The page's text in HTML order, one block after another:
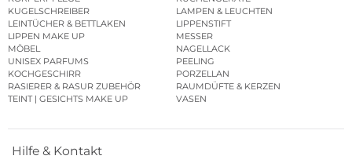
KUGELSCHREIBER
LAMPEN & LEUCHTEN
LEINTÜCHER & BETTLAKEN
LIPPENSTIFT
LIPPEN MAKE UP
MESSER
MÖBEL
NAGELLACK
UNISEX PARFUMS
PEELING
KOCHGESCHIRR
PORZELLAN
RASIERER & RASUR ZUBEHÖR
RAUMDÜFTE & KERZEN
TEINT | GESICHTS MAKE UP
VASEN
Hilfe & Kontakt